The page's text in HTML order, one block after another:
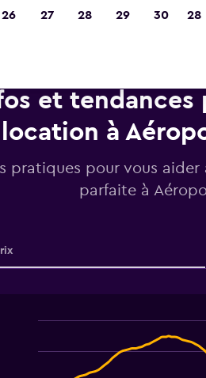
et tendances
location à
pratiques pour vous
parfaite à
chart
26 27 28 29 30 28